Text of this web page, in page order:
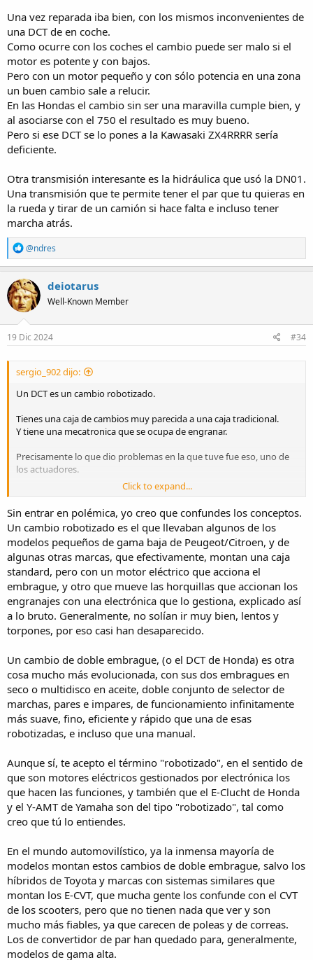
no hablo en términos absolutos, sino en la facilidad con la que
adquiría velocidad sin esfuerzo aparente), iba muy bien, pero lo
dicho, en carretera resultaba sosa y aburrida, tanto en estética,
como en sonido, como en tacto general, y mira que iba bien.
Por cierto el DCT no es un cambio robotizado es uno de doble
embrague, al estilo automovilístico, robotizado es, como has dicho,
el E-Clucht (solo embrague) y el Y-AMT (embrague y selector). Sin
haberlo probado, pero viendo lo bien que funciona el DSG, de lo
que conozco actualmente me quedaría con el DCT de Honda, sin
duda.
Una vez reparada iba bien, con los mismos inconvenientes de
una DCT de en coche.
Como ocurre con los coches el cambio puede ser malo si el
motor es potente y con bajos.
Pero con un motor pequeño y con sólo potencia en una zona
un buen cambio sale a relucir.
En las Hondas el cambio sin ser una maravilla cumple bien, y
al asociarse con el 750 el resultado es muy bueno.
Pero si ese DCT se lo pones a la Kawasaki ZX4RRRR sería
deficiente.
Otra transmisión interesante es la hidráulica que usó la DN01.
Una transmisión que te permite tener el par que tu quieras en
la rueda y tirar de un camión si hace falta e incluso tener
marcha atrás.
R
e
a
c
t
i
o
n
s
@ndres
deiotarus
Well-Known Member
19 Dic 2024 #34
sergio_902 dijo:
Un DCT es un cambio robotizado.
Tienes una caja de cambios muy parecida a una caja tradicional.
Y tiene una mecatronica que se ocupa de engranar.
Precisamente lo que dio problemas en la que tuve fue eso, uno de
los actuadores.
Una vez reparada iba bien, con los mismos inconvenientes de una
DCT de en coche.
Como ocurre con los coches el cambio puede ser malo si el motor es
potente y con bajos.
Pero con un motor pequeño y con sólo potencia en una zona un
buen cambio sale a relucir.
En las Hondas el cambio sin ser una maravilla cumple bien, y al
asociarse con el 750 el resultado es muy bueno.
Pero si ese DCT se lo pones a la Kawasaki ZX4RRRR sería deficiente.
Otra transmisión interesante es la hidráulica que usó la DN01. Una
transmisión que te permite tener el par que tu quieras en la rueda y
Click to expand...
Sin entrar en polémica, yo creo que confundes los conceptos.
Un cambio robotizado es el que llevaban algunos de los
modelos pequeños de gama baja de Peugeot/Citroen, y de
algunas otras marcas, que efectivamente, montan una caja
standard, pero con un motor eléctrico que acciona el
embrague, y otro que mueve las horquillas que accionan los
engranajes con una electrónica que lo gestiona, explicado así
a lo bruto. Generalmente, no solían ir muy bien, lentos y
torpones, por eso casi han desaparecido.
Un cambio de doble embrague, (o el DCT de Honda) es otra
cosa mucho más evolucionada, con sus dos embragues en
seco o multidisco en aceite, doble conjunto de selector de
marchas, pares e impares, de funcionamiento infinitamente
más suave, fino, eficiente y rápido que una de esas
robotizadas, e incluso que una manual.
Aunque sí, te acepto el término "robotizado", en el sentido de
que son motores eléctricos gestionados por electrónica los
que hacen las funciones, y también que el E-Clucht de Honda
y el Y-AMT de Yamaha son del tipo "robotizado", tal como
creo que tú lo entiendes.
En el mundo automovilístico, ya la inmensa mayoría de
modelos montan estos cambios de doble embrague, salvo los
híbridos de Toyota y marcas con sistemas similares que
montan los E-CVT, que mucha gente los confunde con el CVT
de los scooters, pero que no tienen nada que ver y son
mucho más fiables, ya que carecen de poleas y de correas.
Los de convertidor de par han quedado para, generalmente,
modelos de gama alta.